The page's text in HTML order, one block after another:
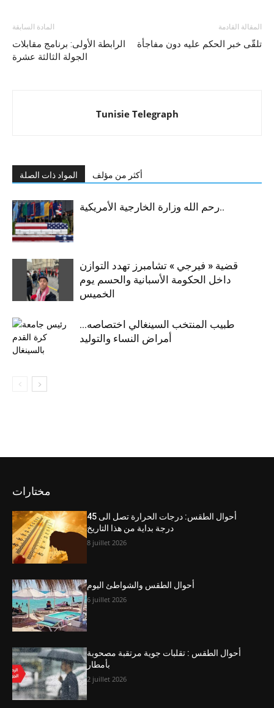
المادة السابقة
الرابطة الأولى: برنامج مقابلات
الجولة الثالثة عشرة
المقالة القادمة
تلقّى خبر الحكم عليه دون مفاجأة
Tunisie Telegraph
المواد ذات الصلة أكثر من مؤلف
رحم الله وزارة الخارجية الأمريكية..
قضية « فيرجي » تشامبرز تهدد التوازن
داخل الحكومة الأسبانية والحسم يوم
الخميس
طبيب المنتخب السينغالي اختصاصه…
أمراض النساء والتوليد
مختارات
أحوال الطقس: درجات الحرارة تصل الى 45
درجة بداية من هذا التاريخ
8 juillet 2026
أحوال الطقس والشواطئ اليوم
6 juillet 2026
أحوال الطقس : تقلبات جوية مرتقبة مصحوبة
بأمطار
2 juillet 2026